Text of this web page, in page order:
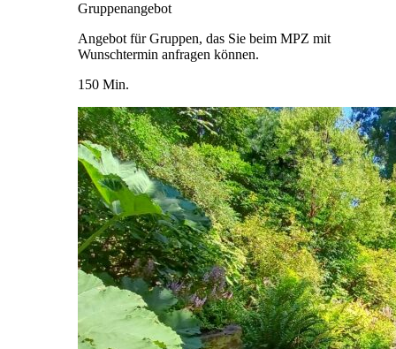
Gruppenangebot
Angebot für Gruppen, das Sie beim MPZ mit
Wunschtermin anfragen können.
150 Min.